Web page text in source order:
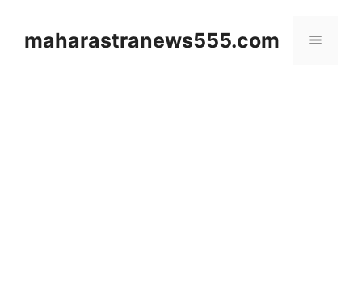
contentmaharastranews555.com Menu